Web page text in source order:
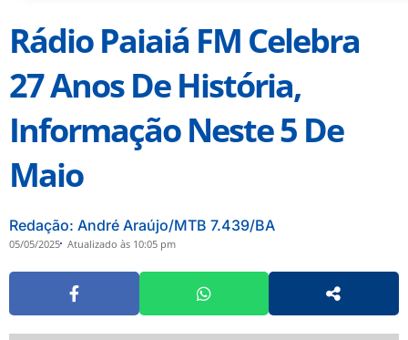
Rádio Paiaiá FM Celebra
27 Anos De História,
Informação Neste 5 De
Maio
Redação: André Araújo/MTB 7.439/BA
05/05/2025 Atualizado às 10:05 pm